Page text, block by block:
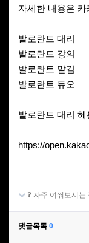
자세한 내용은
발로란트 대리
발로란트 강의
발로란트 맡김
발로란트 듀오
발로란트 대리
https://
❓ 자주 여쭤보시는
댓글목록 0